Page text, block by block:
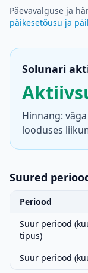
Päevavalguse ja
päikesetõusu ja
Solunari
Hinnang:
looduses
Suured
Periood
Suur periood
tipus)
Suur periood